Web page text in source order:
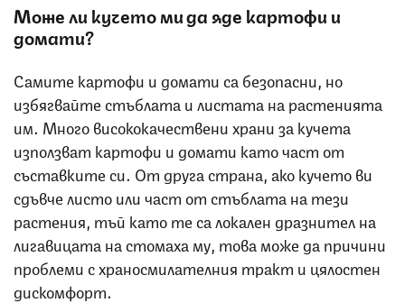
Може ли кучето ми да яде картофи и
домати?
Самите картофи и домати са безопасни, но
избягвайте стъблата и листата на растенията
им. Много висококачествени храни за кучета
използват картофи и домати като част от
съставките си. От друга страна, ако кучето ви
сдъвче листо или част от стъблата на тези
растения, тъй като те са локален дразнител на
лигавицата на стомаха му, това може да причини
проблеми с храносмилателния тракт и цялостен
дискомфорт.